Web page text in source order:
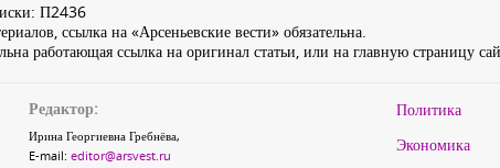
П2436
ссылка на «Арсеньевские вести» обязательна.
работающая ссылка на оригинал статьи, или на главную страницу
Редактор:
Ирина Георгиевна Гребнёва,
E-mail: editor@arsvest.ru
Политика
Экономика